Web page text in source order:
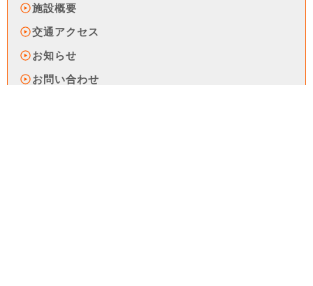
施設概要
交通アクセス
お知らせ
お問い合わせ